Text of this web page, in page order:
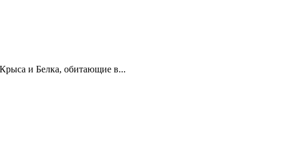
и Белка, обитающие в...